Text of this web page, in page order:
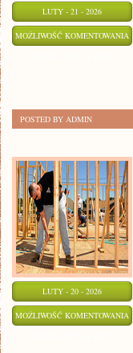
LUTY - 21 - 2026
MOŻLIWOŚĆ KOMENTOWANIA
POSTED BY ADMIN
LUTY - 20 - 2026
MOŻLIWOŚĆ KOMENTOWANIA